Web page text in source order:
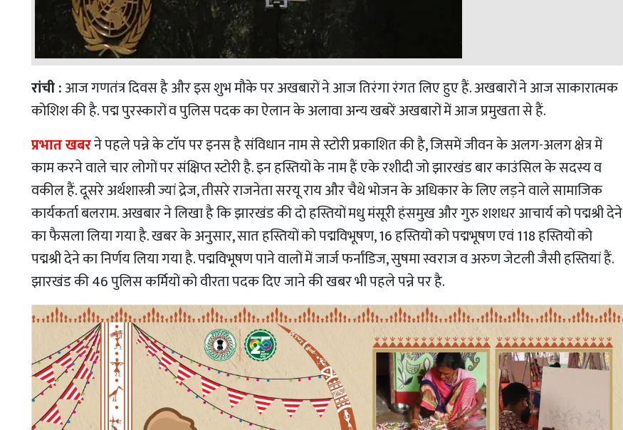
रांची :आज गणतंत्र दिवस है और इस शुभ मौके पर अखबारों ने आज तिरंगा रंगत लिए हुए हैं. अखबारों ने आज साकारात्मक
कोशिश की है. पद्म पुरस्कारों व पुलिस पदक का ऐलान के अलावा अन्य खबरें अखबारों में आज प्रमुखता से हैं.
प्रभात खबरने पहले पन्ने के टाॅप पर इनस है संविधान नाम से स्टोरी प्रकाशित की है, जिसमें जीवन के अलग-अलग क्षेत्र में
काम करने वाले चार लोगों पर संक्षिप्त स्टोरी है. इन हस्तियों के नाम हैं एके रशीदी जो झारखंड बार काउंसिल के सदस्य व
वकील हैं. दूसरे अर्थशास्त्री ज्यां द्रेज, तीसरे राजनेता सरयू राय और चैथे भोजन के अधिकार के लिए लड़ने वाले सामाजिक
कार्यकर्ता बलराम. अखबार ने लिखा है कि झारखंड की दो हस्तियों मधु मंसूरी हंसमुख और गुरु शशधर आचार्य को पद्मश्री देने
का फैसला लिया गया है. खबर के अनुसार, सात हस्तियों को पद्मविभूषण, 16 हस्तियों को पद्मभूषण एवं 118 हस्तियों को
पद्मश्री देने का निर्णय लिया गया है. पद्मविभूषण पाने वालों में जार्ज फर्नांडिज, सुषमा स्वराज व अरुण जेटली जैसी हस्तियां हैं.
झारखंड की 46 पुलिस कर्मियों को वीरता पदक दिए जाने की खबर भी पहले पन्ने पर है.